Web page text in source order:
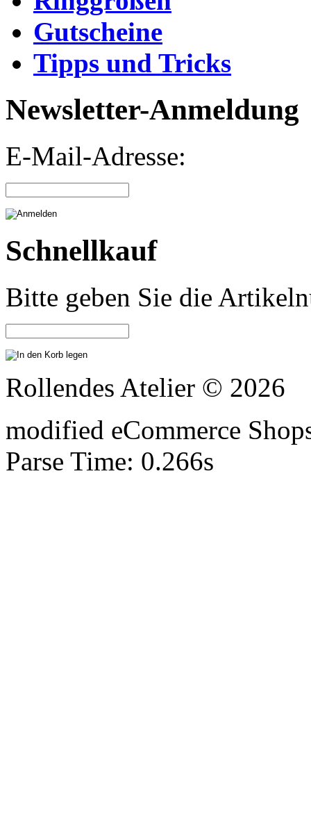
Gutscheine
Tipps und Tricks
Newsletter-Anmeldung
E-Mail-Adresse:
Schnellkauf
Bitte geben Sie die
Rollendes Atelier © 2026
modified eCommerce
Parse Time: 0.266s